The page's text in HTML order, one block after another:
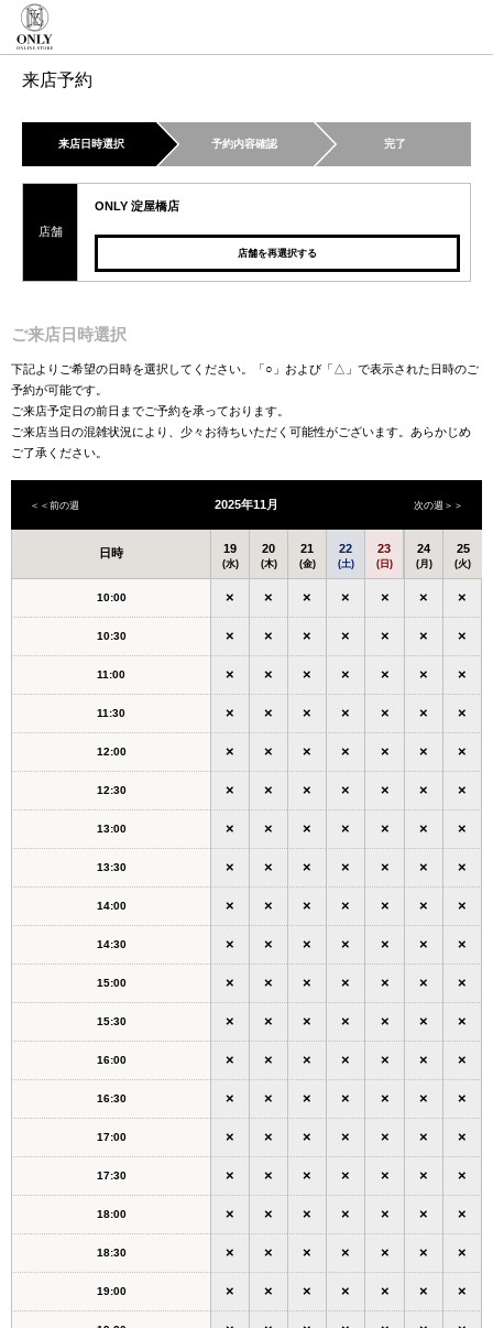
来店予約
来店日時選択 予約内容確認 完了
店舗
ONLY 淀屋橋店
店舗を再選択する
ご来店日時選択
下記よりご希望の日時を選択してください。「○」および「△」で表示された日時のご
予約が可能です。
ご来店予定日の前日までご予約を承っております。
ご来店当日の混雑状況により、少々お待ちいただく可能性がございます。あらかじめ
ご了承ください。
＜＜前の週 2025年11月 次の週＞＞
日時 19
(水)
20
(木)
21
(金)
22
(土)
23
(日)
24
(月)
25
(火)
10:00 × × × × × × ×
10:30 × × × × × × ×
11:00 × × × × × × ×
11:30 × × × × × × ×
12:00 × × × × × × ×
12:30 × × × × × × ×
13:00 × × × × × × ×
13:30 × × × × × × ×
14:00 × × × × × × ×
14:30 × × × × × × ×
15:00 × × × × × × ×
15:30 × × × × × × ×
16:00 × × × × × × ×
16:30 × × × × × × ×
17:00 × × × × × × ×
17:30 × × × × × × ×
18:00 × × × × × × ×
18:30 × × × × × × ×
19:00 × × × × × × ×